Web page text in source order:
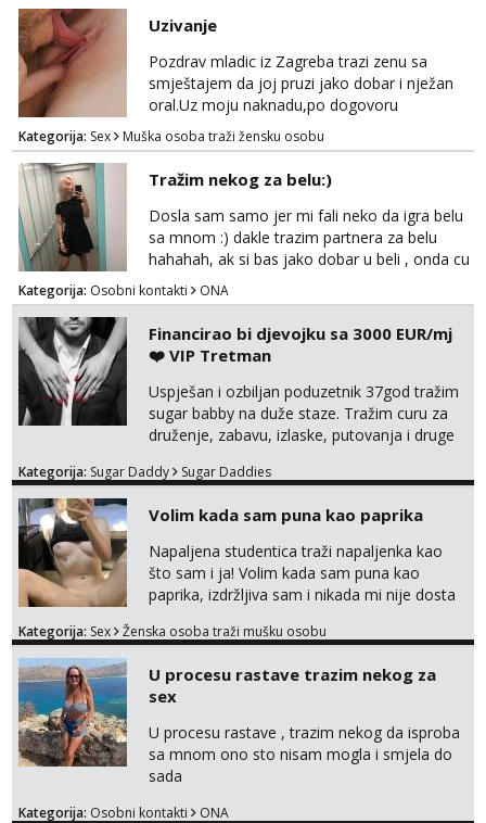
Uzivanje
Pozdrav mladic iz Zagreba trazi zenu sa
smještajem da joj pruzi jako dobar i nježan
oral.Uz moju naknadu,po dogovoru
.Diskrecija osigurana.
Kategorija: Sex Muška osoba traži žensku osobu
Tražim nekog za belu:)
Dosla sam samo jer mi fali neko da igra belu
sa mnom :) dakle trazim partnera za belu
hahahah, ak si bas jako dobar u beli , onda cu
razmislit za dalje Klikni na link ispod i nadji me
tamo, cekam te!
Kategorija: Osobni kontakti ONA
Financirao bi djevojku sa 3000 EUR/mj
❤️ VIP Tretman
Uspješan i ozbiljan poduzetnik 37god tražim
sugar babby na duže staze. Tražim curu za
druženje, zabavu, izlaske, putovanja i druge
otvorena, komunikativna, zgodna i atraktivna
markodalic37@gmail.com
Kategorija: Sugar Daddy Sugar Daddies
Volim kada sam puna kao paprika
Napaljena studentica traži napaljenka kao
što sam i ja! Volim kada sam puna kao
paprika, izdržljiva sam i nikada mi nije dosta
bilo kad i bilo gdje zato se javi što prije da
tamo, cekam te!
Kategorija: Sex Ženska osoba traži mušku osobu
U procesu rastave trazim nekog za
sex
U procesu rastave , trazim nekog da isproba
sa mnom ono sto nisam mogla i smjela do
sada
Kategorija: Osobni kontakti ONA